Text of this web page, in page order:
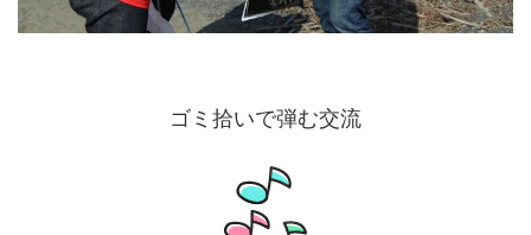
ゴミ拾いで弾む交流